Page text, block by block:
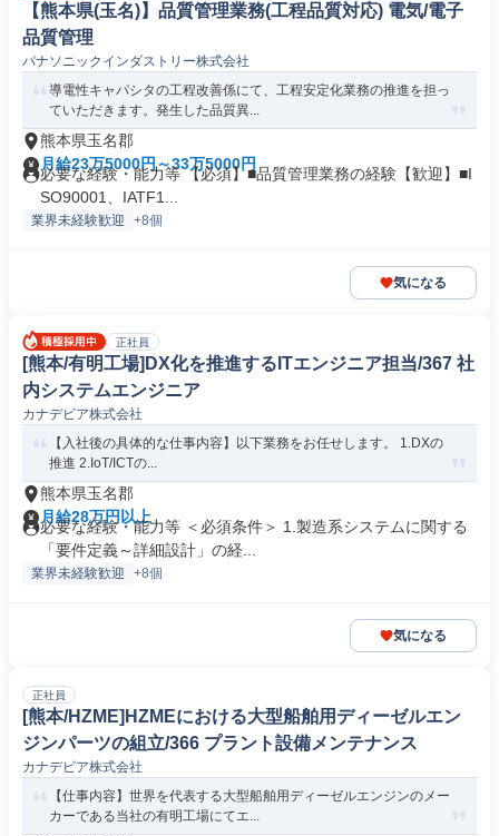
【熊本県(玉名)】品質管理業務(工程品質対応) 電気/電子
品質管理
パナソニックインダストリー株式会社
導電性キャパシタの工程改善係にて、工程安定化業務の推進を担っ
ていただきます。発生した品質異...
熊本県玉名郡
月給23万5000円～33万5000円
必要な経験・能力等 【必須】■品質管理業務の経験【歓迎】■I
SO90001、IATF1...
業界未経験歓迎 +8個
気になる
正社員
[熊本/有明工場]DX化を推進するITエンジニア担当/367 社
内システムエンジニア
カナデビア株式会社
【入社後の具体的な仕事内容】以下業務をお任せします。 1.DXの
推進 2.IoT/ICTの...
熊本県玉名郡
月給28万円以上
必要な経験・能力等 ＜必須条件＞ 1.製造系システムに関する
「要件定義～詳細設計」の経...
業界未経験歓迎 +8個
気になる
正社員
[熊本/HZME]HZMEにおける大型船舶用ディーゼルエン
ジンパーツの組立/366 プラント設備メンテナンス
カナデビア株式会社
【仕事内容】世界を代表する大型船舶用ディーゼルエンジンのメー
カーである当社の有明工場にてエ...